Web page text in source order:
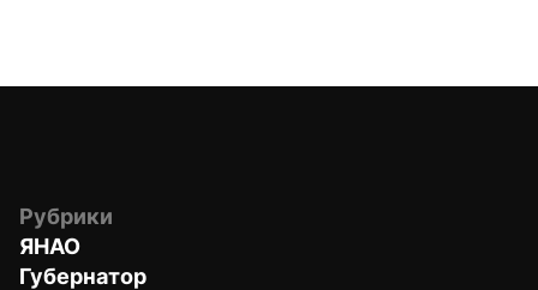
Рубрики
ЯНАО
Губернатор